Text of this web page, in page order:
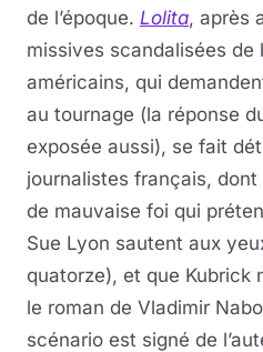
de l’époque. Lolita, après
missives scandalisées de
américains, qui
au tournage (la réponse
exposée aussi), se fait
journalistes français,
de mauvaise foi qui
Sue Lyon sautent aux
quatorze), et que Kubrick
le roman de Vladimir
scénario est signé de